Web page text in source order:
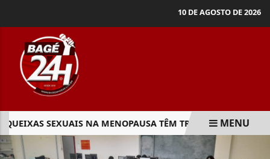
10 DE AGOSTO DE 2026
SEXUAIS NA MENOPAUSA TÊM TRATAMENTO, DIZ
EM ALTA
MENU